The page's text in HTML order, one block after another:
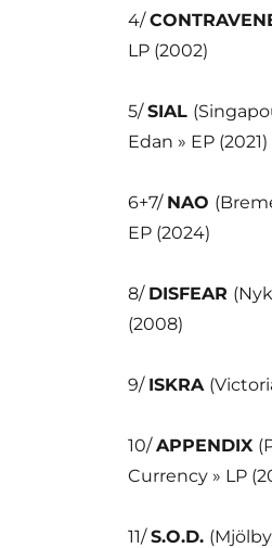
4/
LP (2002)
5/SIAL
Edan » EP (2021)
6+7/ NAO
EP (2024)
8/ DISFEAR
(2008)
9/ ISKRA
10/APPENDIX
Currency » LP
11/S.O.D.